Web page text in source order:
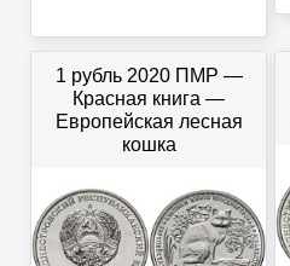
1 рубль 2020 ПМР —
Красная книга —
Европейская лесная
кошка